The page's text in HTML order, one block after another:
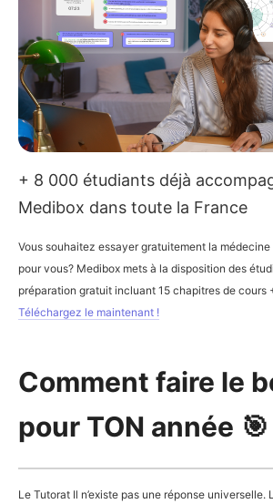
+ 8 000 étudiants déjà
Medibox dans toute la France
Vous souhaitez essayer gratuitement la
pour vous? Medibox mets à la disposition des
préparation gratuit incluant 15 chapitres de cours
Téléchargez le maintenant !
Comment faire le
pour TON année 🎯
Le Tutorat Il n’existe pas une réponse universelle.